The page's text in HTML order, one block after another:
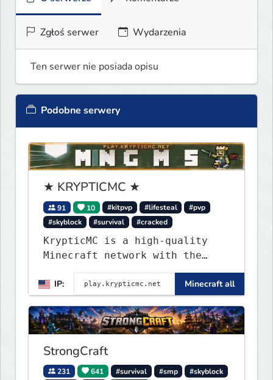
Zgłoś serwer Wydarzenia
Ten serwer nie posiada opisu
Podobne serwery
★ KRYPTICMC ★
91 10 #kitpvp #lifesteal
#pvp
#skyblock
#survival #cracked
KrypticMC is a high-quality
Minecraft network with the
BEST gamemodes you'll ever
play. Minigames, KitPvP,
Lifesteal, Prison, Practice,
Bedwars, Skywars, & much much
more!
IP: Minecraft all
StrongCraft
231 641 #survival #smp
#skyblock